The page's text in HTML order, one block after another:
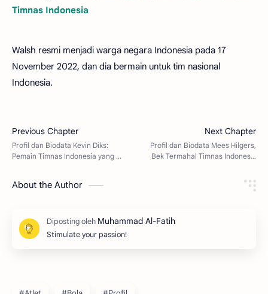
Timnas Indonesia
Walsh resmi menjadi warga negara Indonesia pada 17
November 2022, dan dia bermain untuk tim nasional
Indonesia.
About the Author
Stimulate your passion!